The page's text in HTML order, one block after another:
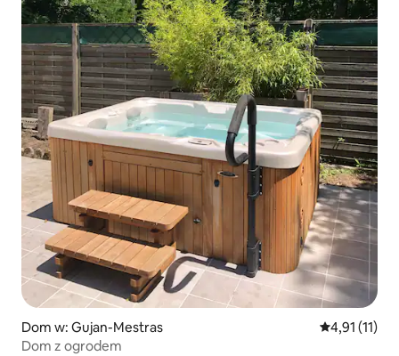
Dom w: Gujan-Mestras Średnia
4,91 (11)
Dom z ogrodem